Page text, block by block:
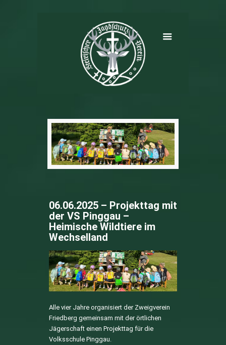
06.06.2025 – Projekttag mit
der VS Pinggau –
Heimische Wildtiere im
Wechselland
Alle vier Jahre organisiert der Zweigverein
Friedberg gemeinsam mit der örtlichen
Jägerschaft einen Projekttag für die
Volksschule Pinggau.